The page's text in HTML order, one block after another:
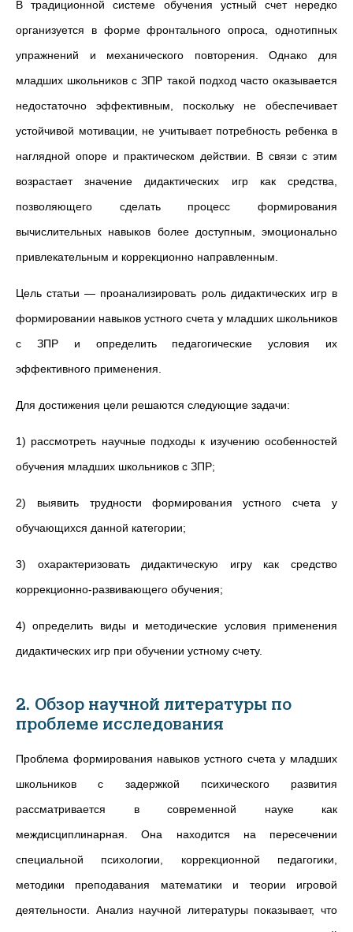
В традиционной системе обучения устный счет нередко
организуется в форме фронтального опроса, однотипных
упражнений и механического повторения. Однако для
младших школьников с ЗПР такой подход часто оказывается
недостаточно эффективным, поскольку не обеспечивает
устойчивой мотивации, не учитывает потребность ребенка в
наглядной опоре и практическом действии. В связи с этим
возрастает значение дидактических игр как средства,
позволяющего сделать процесс формирования
вычислительных навыков более доступным, эмоционально
привлекательным и коррекционно направленным.
Цель статьи — проанализировать роль дидактических игр в
формировании навыков устного счета у младших школьников
с ЗПР и определить педагогические условия их
эффективного применения.
Для достижения цели решаются следующие задачи:
1) рассмотреть научные подходы к изучению особенностей
обучения младших школьников с ЗПР;
2) выявить трудности формирования устного счета у
обучающихся данной категории;
3) охарактеризовать дидактическую игру как средство
коррекционно-развивающего обучения;
4) определить виды и методические условия применения
дидактических игр при обучении устному счету.
2. Обзор научной литературы по
проблеме исследования
Проблема формирования навыков устного счета у младших
школьников с задержкой психического развития
рассматривается в современной науке как
междисциплинарная. Она находится на пересечении
специальной психологии, коррекционной педагогики,
методики преподавания математики и теории игровой
деятельности. Анализ научной литературы показывает, что